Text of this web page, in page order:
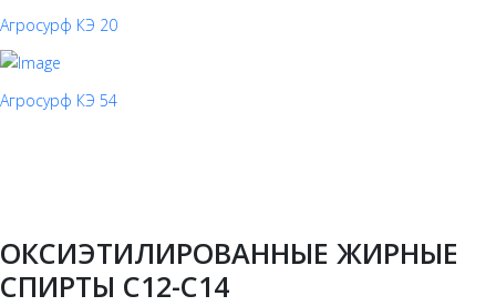
Агросурф КЭ 20
Агросурф КЭ 54
ОКСИЭТИЛИРОВАННЫЕ ЖИРНЫЕ
СПИРТЫ С12-С14